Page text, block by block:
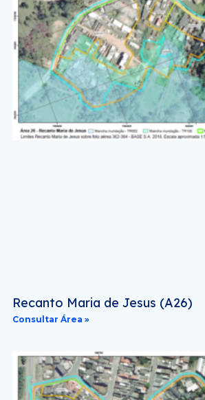
Recanto Maria de Jesus (A26)
Consultar Área »